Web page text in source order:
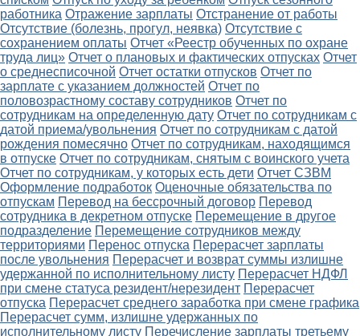
работника Отражение зарплаты Отстранение от работы
Отсутствие (болезнь, прогул, неявка) Отсутствие с
сохранением оплаты Отчет «Реестр обученных по охране
труда лиц» Отчет о плановых и фактических отпусках Отчет
о среднесписочной Отчет остатки отпусков Отчет по
зарплате с указанием должностей Отчет по
половозрастному составу сотрудников Отчет по
сотрудникам на определенную дату Отчет по сотрудникам с
датой приема/увольнения Отчет по сотрудникам с датой
рождения помесячно Отчет по сотрудникам, находящимся
в отпуске Отчет по сотрудникам, снятым с воинского учета
Отчет по сотрудникам, у которых есть дети Отчет СЗВМ
Оформление подработок Оценочные обязательства по
отпускам Перевод на бессрочный договор Перевод
сотрудника в декретном отпуске Перемещение в другое
подразделение Перемещение сотрудников между
территориями Перенос отпуска Перерасчет зарплаты
после увольнения Перерасчет и возврат суммы излишне
удержанной по исполнительному листу Перерасчет НДФЛ
при смене статуса резидент/нерезидент Перерасчет
отпуска Перерасчет среднего заработка при смене графика
Перерасчет сумм, излишне удержанных по
исполнительному листу Перечисление зарплаты третьему